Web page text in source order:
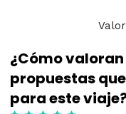
¿Cómo
propuestas
para este